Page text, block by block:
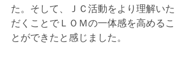
た。そして、ＪＣ活動をより理解いた
だくことでＬＯＭの一体感を高めるこ
とができたと感じました。